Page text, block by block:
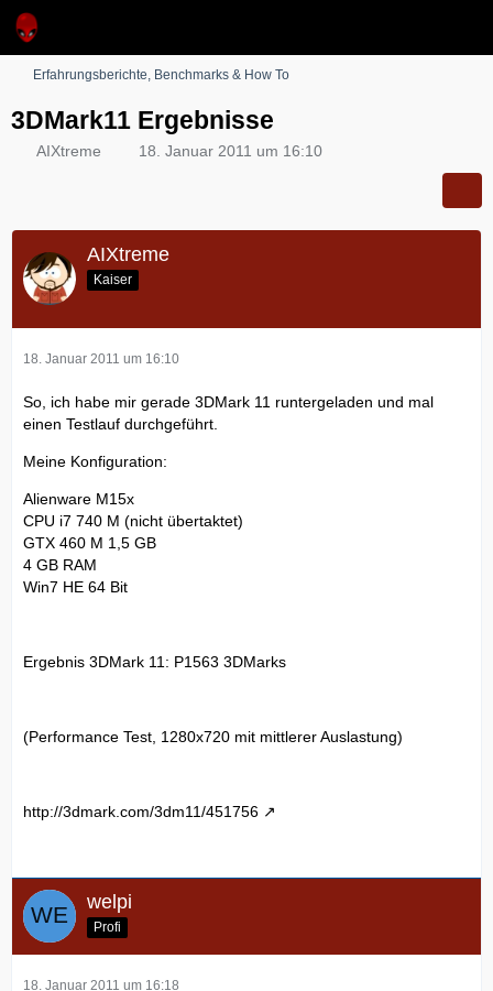
Erfahrungsberichte, Benchmarks & How To
3DMark11 Ergebnisse
AIXtreme 18. Januar 2011 um 16:10
AIXtreme
Kaiser
18. Januar 2011 um 16:10
So, ich habe mir gerade 3DMark 11 runtergeladen und mal
einen Testlauf durchgeführt.
Meine Konfiguration:
Alienware M15x
CPU i7 740 M (nicht übertaktet)
GTX 460 M 1,5 GB
4 GB RAM
Win7 HE 64 Bit
Ergebnis 3DMark 11: P1563 3DMarks
(Performance Test, 1280x720 mit mittlerer Auslastung)
http://3dmark.com/3dm11/451756
welpi
Profi
18. Januar 2011 um 16:18